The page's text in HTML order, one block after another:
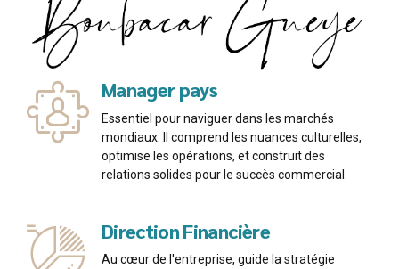
Manager pays
Essentiel pour naviguer dans les marchés
mondiaux. Il comprend les nuances culturelles,
optimise les opérations, et construit des
relations solides pour le succès commercial.
Direction Financière
Au cœur de l'entreprise, guide la stratégie